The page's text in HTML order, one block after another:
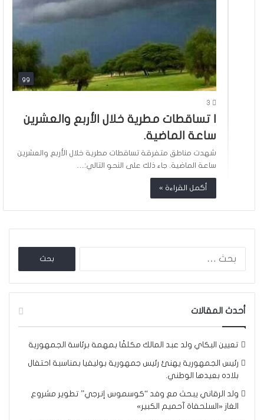
gg
3
ا تساقطات مطرية خلال الأربع والعشرين
ساعة الماضية.
شهدت مناطق متفرقة تساقطات مطرية خلال الأربع والعشرين
ساعة الماضية. جاء ذلك على النحو التالي:…
أكمل القراءة »
أحدث المقالات
تعيين البكاي ولد عبد المالك مكلفًا بمهمة برئاسة الجمهورية
رئيس الجمهورية يهنئ رئيس جمهورية بوليفيا بمناسبة احتفال
بلاده بعيدها الوطني.
ولد الرقاني يبحث مع وفد “كوسموس إنرجي” تطوير مشروع
الغاز «السلحفاة آحميم الكبير»